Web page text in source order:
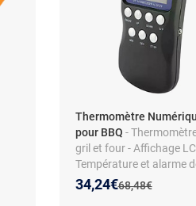
Thermomètre
pour BBQ -
gril et four - Affichage
Température et alarme
cuisson Ancien prix :
68,48€
Nouveau prix :
34,24€
Réduction de :